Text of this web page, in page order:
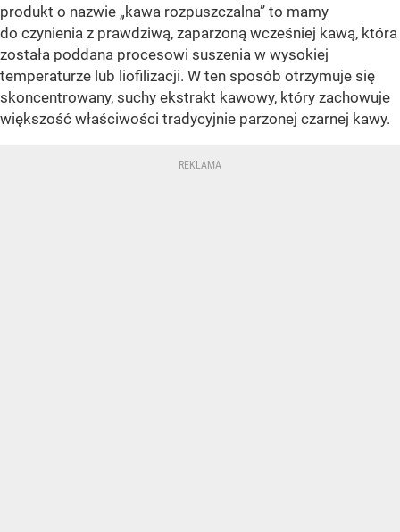
produkt o nazwie „kawa rozpuszczalna” to mamy
do czynienia z prawdziwą, zaparzoną wcześniej kawą, która
została poddana procesowi suszenia w wysokiej
temperaturze lub liofilizacji. W ten sposób otrzymuje się
skoncentrowany, suchy ekstrakt kawowy, który zachowuje
większość właściwości tradycyjnie parzonej czarnej kawy.